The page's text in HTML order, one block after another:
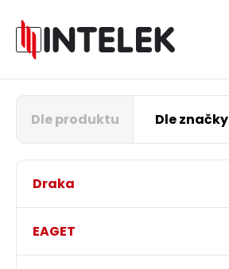
Dle produktu Dle značky
Draka
EAGET